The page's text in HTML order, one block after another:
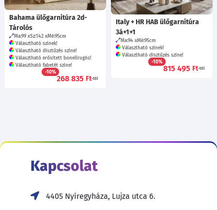
Bahama ülőgarnitúra 2d-
Tárolós
Ma:99 Sz:142 Mé:95cm
Választható színek!
Választható dísztűzés színe!
Választható erősített bonellrugós!
Választható fabetét színe!
-10%
268 835 Ft-tól
Italy + HR HAB ülőgarnitúra
3á+1+1
Ma:94 Mé:95cm
Választható színek!
Választható dísztűzés színe!
-10%
815 495 Ft-tól
Kapcsolat
4405 Nyíregyháza, Lujza utca 6.